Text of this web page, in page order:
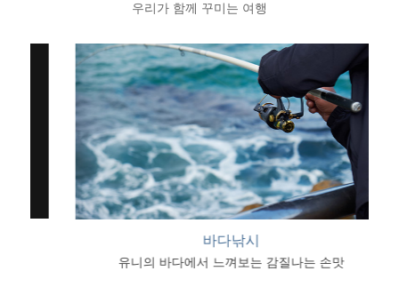
우리가 함께 꾸미는 여행
바다낚시
유니의 바다에서 느껴보는 감질나는 손맛